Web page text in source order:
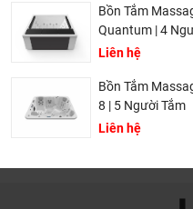
Bảo trì kiểm tra sản
kể cả sản phẩm có lên
hành miễn phí, Khali
kiểm tra khi đến hạn,
hay lưu thông tin gì cả.
Bồn Tắm
Quantum | 4
Liên hệ
Bồn Tắm
8 | 5 Người Tắm
Liên hệ